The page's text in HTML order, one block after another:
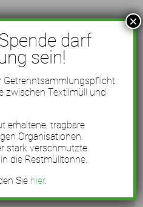
darf
sein!
Getrenntsammlungspflicht
zwischen Textilmüll und
erhaltene, tragbare
Organisationen.
stark verschmutzte
die Restmülltonne.
Sie hier.
×